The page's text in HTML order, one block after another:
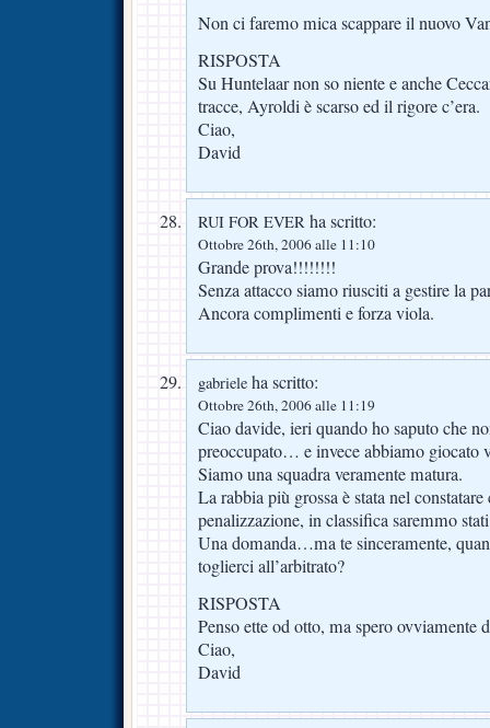
Non ci faremo mica scappare il nuovo
RISPOSTA
Su Huntelaar non so niente e anche
tracce, Ayroldi è scarso ed il rigore c’era.
Ciao,
David
RUI FOR EVER ha scritto:
Ottobre 26th, 2006 alle 11:10
Grande prova!!!!!!!!
Senza attacco siamo riusciti a gestire la
Ancora complimenti e forza viola.
gabriele ha scritto:
Ottobre 26th, 2006 alle 11:19
Ciao davide, ieri quando ho saputo che
preoccupato… e invece abbiamo giocato
Siamo una squadra veramente matura.
La rabbia più grossa è stata nel
penalizzazione, in classifica saremmo
Una domanda…ma te sinceramente,
toglierci all’arbitrato?
RISPOSTA
Penso ette od otto, ma spero ovviamente
Ciao,
David